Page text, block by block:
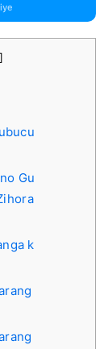
]
Gu
k